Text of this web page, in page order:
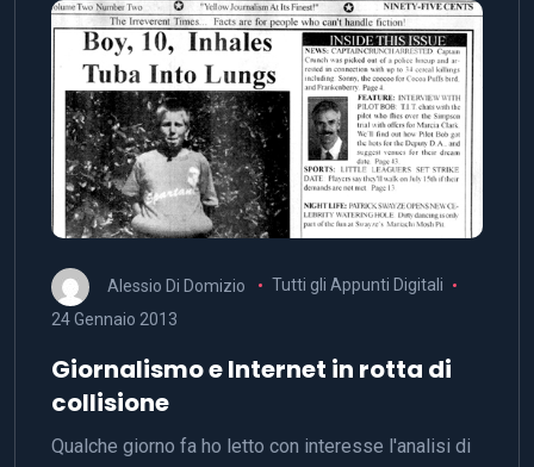
Alessio Di Domizio
Tutti gli Appunti Digitali
24 Gennaio 2013
Giornalismo e Internet in rotta di
collisione
Qualche giorno fa ho letto con interesse l'analisi di